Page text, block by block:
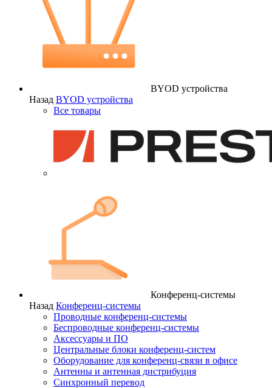
BYOD устройства
Назад BYOD устройства
Все товары
Конференц-системы
Назад Конференц-системы
Проводные конференц-системы
Беспроводные конференц-системы
Аксессуары и ПО
Центральные блоки конференц-систем
Оборудование для конференц-связи в офисе
Антенны и антенная дистрибуция
Синхронный перевод